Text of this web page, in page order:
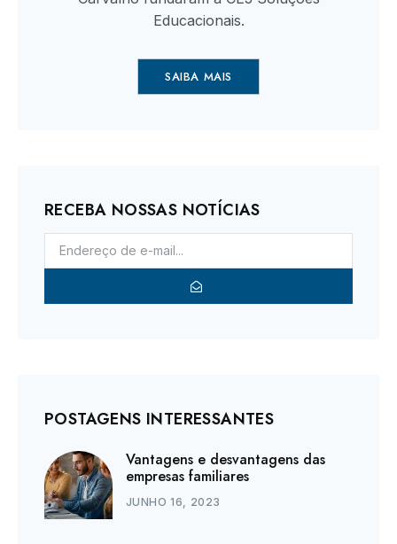
Educacionais.
SAIBA MAIS
RECEBA NOSSAS NOTÍCIAS
POSTAGENS INTERESSANTES
Vantagens e desvantagens das
empresas familiares
JUNHO 16, 2023